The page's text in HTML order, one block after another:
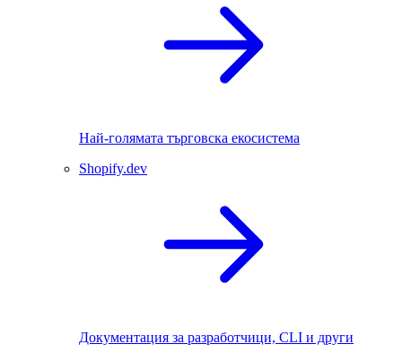
Най-голямата търговска екосистема
Shopify.dev
Документация за разработчици, CLI и други